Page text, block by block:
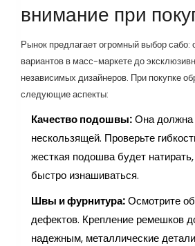
внимание при
Рынок предлагает огромный выбор
вариантов в масс-маркете до
независимых дизайнеров. При покупке
следующие аспекты:
Качество подошвы:Она должна
нескользящей. Проверьте
жесткая подошва будет
быстро изнашиваться.
Швы и фурнитура:Осмотрите
дефектов. Крепление ремешков
надежным, металлические